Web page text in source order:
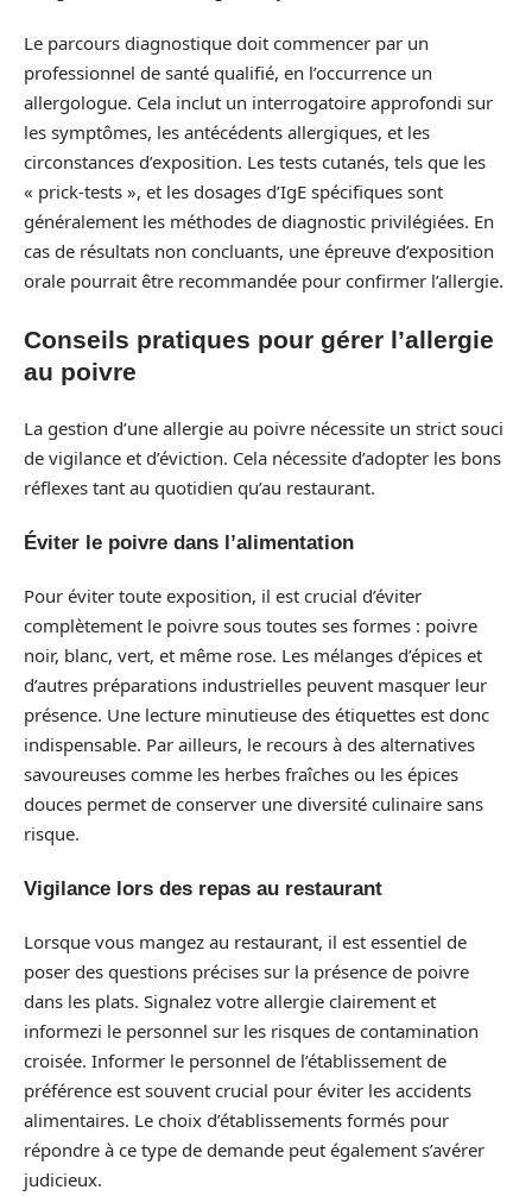
Le parcours diagnostique doit commencer par un
professionnel de santé qualifié, en l’occurrence un
allergologue. Cela inclut un interrogatoire approfondi sur
les symptômes, les antécédents allergiques, et les
circonstances d’exposition. Les tests cutanés, tels que les
« prick-tests », et les dosages d’IgE spécifiques sont
généralement les méthodes de diagnostic privilégiées. En
cas de résultats non concluants, une épreuve d’exposition
orale pourrait être recommandée pour confirmer l’allergie.
Conseils pratiques pour gérer l’allergie
au poivre
La gestion d’une allergie au poivre nécessite un strict souci
de vigilance et d’éviction. Cela nécessite d’adopter les bons
réflexes tant au quotidien qu’au restaurant.
Éviter le poivre dans l’alimentation
Pour éviter toute exposition, il est crucial d’éviter
complètement le poivre sous toutes ses formes : poivre
noir, blanc, vert, et même rose. Les mélanges d’épices et
d’autres préparations industrielles peuvent masquer leur
présence. Une lecture minutieuse des étiquettes est donc
indispensable. Par ailleurs, le recours à des alternatives
savoureuses comme les herbes fraîches ou les épices
douces permet de conserver une diversité culinaire sans
risque.
Vigilance lors des repas au restaurant
Lorsque vous mangez au restaurant, il est essentiel de
poser des questions précises sur la présence de poivre
dans les plats. Signalez votre allergie clairement et
informezi le personnel sur les risques de contamination
croisée. Informer le personnel de l’établissement de
préférence est souvent crucial pour éviter les accidents
alimentaires. Le choix d’établissements formés pour
répondre à ce type de demande peut également s’avérer
judicieux.